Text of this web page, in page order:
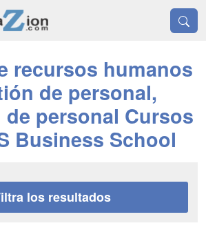
recursos humanos
de personal,
personal Cursos
Business School
los resultados